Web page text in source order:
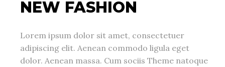
NEW FASHION
Lorem ipsum dolor sit amet, consectetuer
adipiscing elit. Aenean commodo ligula eget
dolor. Aenean massa. Cum sociis Theme natoque